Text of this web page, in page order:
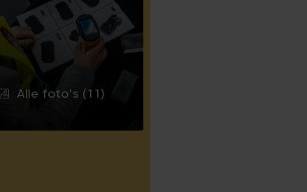
Alle foto's (11)